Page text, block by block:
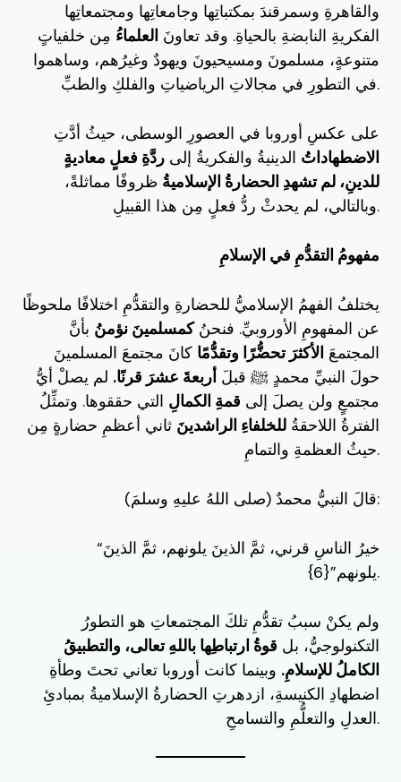
والقاهرةِ وسمرقندَ بمكتباتِها وجامعاتِها ومجتمعاتِها
الفكريةِ النابضةِ بالحياةِ. وقد تعاونَ العلماءُ مِن خلفياتٍ
متنوعةٍ، مسلمونَ ومسيحيونَ ويهودٌ وغيرُهم، وساهموا
في التطورِ في مجالاتِ الرياضياتِ والفلكِ والطبِّ.
على عكسِ أوروبا في العصورِ الوسطى، حيثُ أدَّتِ
الاضطهاداتُ الدينيةُ والفكريةُ إلى ردَّةِ فعلٍ معاديةٍ
للدينِ، لم تشهدِ الحضارةُ الإسلاميةُ ظروفًا مماثلةً،
وبالتالي، لم يحدثْ ردُّ فعلٍ مِن هذا القبيلِ.
مفهومُ التقدُّمِ في الإسلامِ
يختلفُ الفهمُ الإسلاميُّ للحضارةِ والتقدُّمِ اختلافًا ملحوظًا
عن المفهومِ الأوروبيِّ. فنحنُكمسلمينَ نؤمنُ بأنَّ
المجتمعَ الأكثرَ تحضُّرًا وتقدُّمًا كانَ مجتمعَ المسلمينَ
حولَ النبيِّ محمدٍ ﷺ قبلَ أربعةَ عشرَ قرنًا. لم يصلْ أيُّ
مجتمعٍ ولن يصلَ إلى قمةِ الكمالِ التي حققوها. وتمثِّلُ
الفترةُ اللاحقةُ للخلفاءِ الراشدينَ ثاني أعظمِ حضارةٍ مِن
حيثُ العظمةِ والتمامِ.
قالَ النبيُّ محمدٌ (صلى اللهُ عليهِ وسلمَ):
“خيرُ الناسِ قرني، ثمَّ الذينَ يلونهم، ثمَّ الذينَ
يلونهم”{6}.
ولم يكنْ سببُ تقدُّمِ تلكَ المجتمعاتِ هو التطورُ
التكنولوجيُّ، بل قوةُ ارتباطِها باللهِ تعالى، والتطبيقُ
الكاملُ للإسلامِ. وبينما كانت أوروبا تعاني تحتَ وطأةِ
اضطهادِ الكنيسةِ، ازدهرتِ الحضارةُ الإسلاميةُ بمبادئِ
العدلِ والتعلُّمِ والتسامحِ.